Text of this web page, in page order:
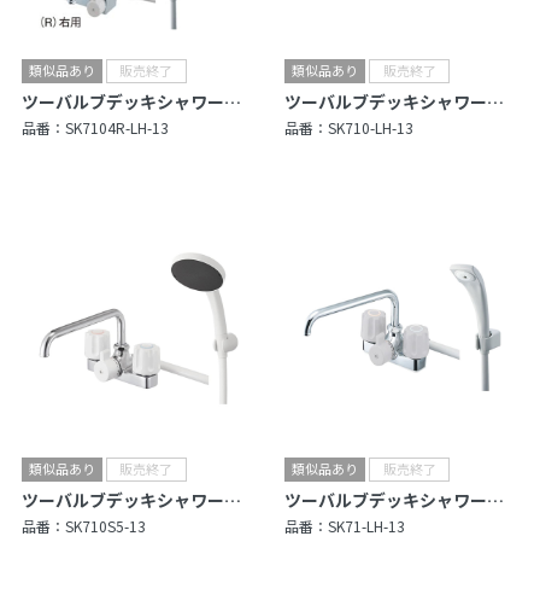
ツーバルブデッキシャワー混合栓（一時止水）
品番： SK7104R-LH-13
ツーバルブデッキシャワー混合栓
品番：SK710-LH-13
ツーバルブデッキシャワー混合栓
品番： SK710S5-13
ツーバルブデッキシャワー混合栓
品番：SK71-LH-13